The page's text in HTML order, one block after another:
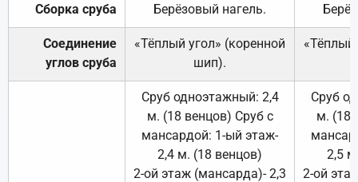
Сборка сруба Берёзовый нагель.
Соединение
углов сруба
«Тёплый угол» (коренной
шип).
«Тёплый
Сруб одноэтажный: 2,4
м. (18 венцов) Сруб с
мансардой: 1-ый этаж-
2,4 м. (18 венцов)
2-ой этаж (мансарда)- 2,3
Сруб
м. (18
2,5
2-ой